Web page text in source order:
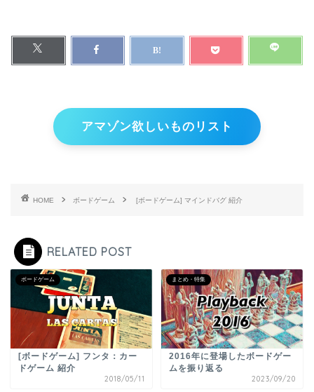
アマゾン欲しいものリスト
HOME ボードゲーム [ボードゲーム] マインドバグ 紹介
RELATED POST
ボードゲーム
[ボードゲーム] フンタ：カー
ドゲーム 紹介
2018/05/11
まとめ・特集
2016年に登場したボードゲー
ムを振り返る
2023/09/20